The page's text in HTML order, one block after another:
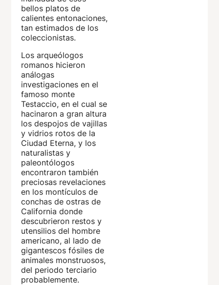
bellos platos de
calientes entonaciones,
tan estimados de los
coleccionistas.
Los arqueólogos
romanos hicieron
análogas
investigaciones en el
famoso monte
Testaccio, en el cual se
hacinaron a gran altura
los despojos de vajillas
y vidrios rotos de la
Ciudad Eterna, y los
naturalistas y
paleontólogos
encontraron también
preciosas revelaciones
en los montículos de
conchas de ostras de
California donde
descubrieron restos y
utensilios del hombre
americano, al lado de
gigantescos fósiles de
animales monstruosos,
del periodo terciario
probablemente.